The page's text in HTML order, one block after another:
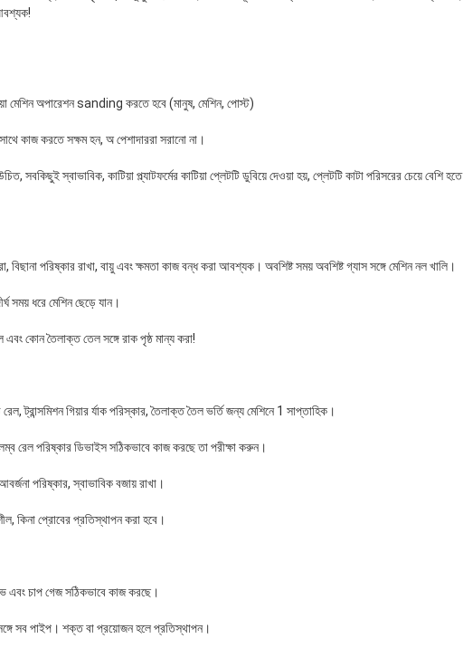
মেশিন অপারেশন sanding করতে হবে (মানুষ, মেশিন, পোস্ট)
কাজ করতে সক্ষম হন, অ পেশাদাররা সরানো না।
সবকিছুই স্বাভাবিক, কাটিয়া প্ল্যাটফর্মের কাটিয়া প্লেটটি ডুবিয়ে দেওয়া হয়, প্লেটটি কাটা পরিসরের চেয়ে বেশি হতে
পরিষ্কার রাখা, বায়ু এবং ক্ষমতা কাজ বন্ধ করা আবশ্যক। অবশিষ্ট সময় অবশিষ্ট গ্যাস সঙ্গে মেশিন নল খালি।
সময় ধরে মেশিন ছেড়ে যান।
কোন তৈলাক্ত তেল সঙ্গে রাক পৃষ্ঠ মান্য করা!
ট্রান্সমিশন গিয়ার র্যাক পরিস্কার, তৈলাক্ত তৈল ভর্তি জন্য মেশিনে 1 সাপ্তাহিক।
রেল পরিষ্কার ডিভাইস সঠিকভাবে কাজ করছে তা পরীক্ষা করুন।
পরিষ্কার, স্বাভাবিক বজায় রাখা।
কিনা প্রোবের প্রতিস্থাপন করা হবে।
এবং চাপ গেজ সঠিকভাবে কাজ করছে।
সব পাইপ। শক্ত বা প্রয়োজন হলে প্রতিস্থাপন।